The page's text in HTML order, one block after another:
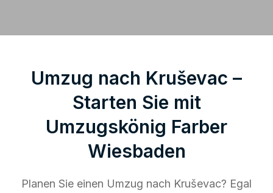
Umzug nach Kruševac –
Starten Sie mit
Umzugskönig Farber
Wiesbaden
Planen Sie einen Umzug nach Kruševac? Egal